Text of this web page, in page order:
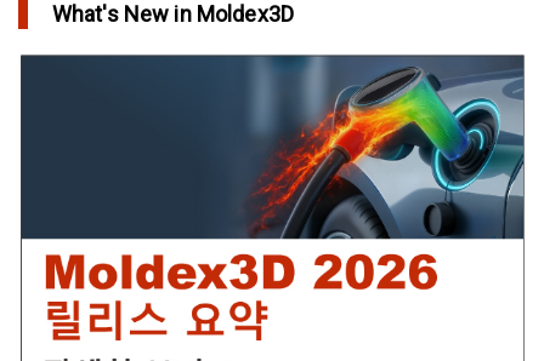
in Top Story
IC Packaging 제품의 물리적 강도 확보를 위한 Post Mold
어닐링을 통해 플라스틱 제품에 가치를 추가
What's New in Moldex3D